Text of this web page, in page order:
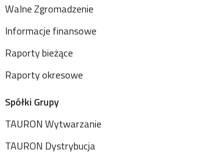
Walne Zgromadzenie
Informacje finansowe
Raporty bieżące
Raporty okresowe
Spółki Grupy
TAURON Wytwarzanie
TAURON Dystrybucja